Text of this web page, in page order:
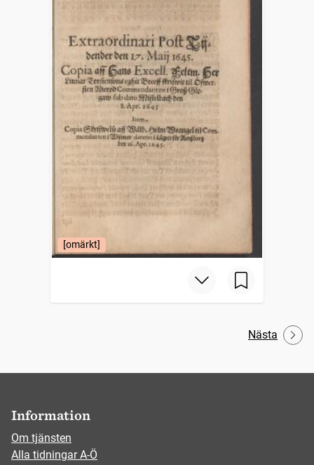
[omärkt]
Nästa
Information
Om tjänsten
Alla tidningar A-Ö